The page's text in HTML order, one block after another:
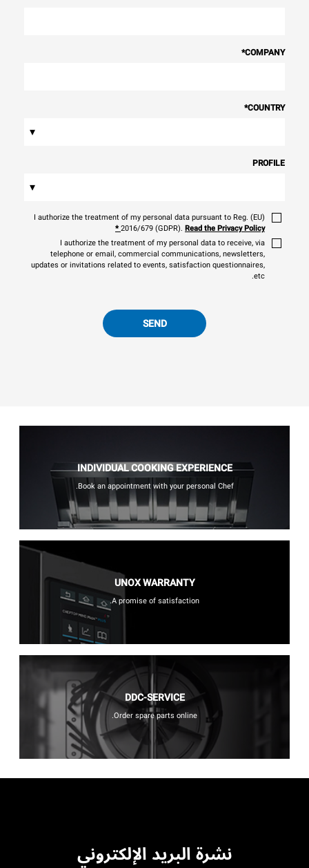
COMPANY
*
COUNTRY
*
▾
PROFILE
▾
I authorize the treatment of my personal data pursuant to Reg. (EU)
2016/679 (GDPR). Read the Privacy Policy
*
I authorize the treatment of my personal data to receive, via
telephone or email, commercial communications, newsletters,
updates or invitations related to events, satisfaction questionnaires,
etc.
SEND
INDIVIDUAL COOKING EXPERIENCE
Book an appointment with your personal Chef.
UNOX WARRANTY
A promise of satisfaction.
DDC-SERVICE
Order spare parts online.
نشرة البريد الإلكتروني